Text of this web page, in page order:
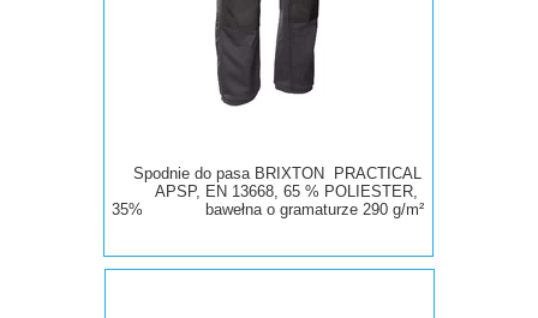
Spodnie do pasa BRIXTON PRACTICAL
APSP, EN 13668, 65 % POLIESTER,
35% bawełnao gramaturze 290 g/m²